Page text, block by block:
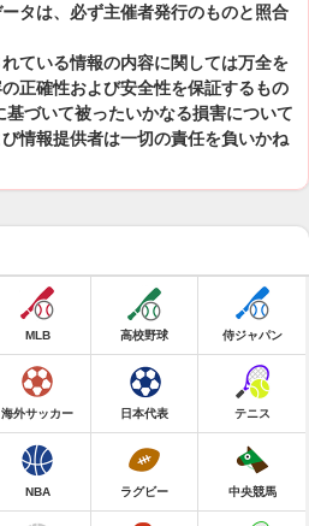
タは、必ず主催者発行のものと照合
ている情報の内容に関しては万全を
正確性および安全性を保証するもの
づいて被ったいかなる損害について
情報提供者は一切の責任を負いかね
MLB 高校野球 侍ジャパン
海外サッカー 日本代表 テニス
NBA ラグビー 中央競馬